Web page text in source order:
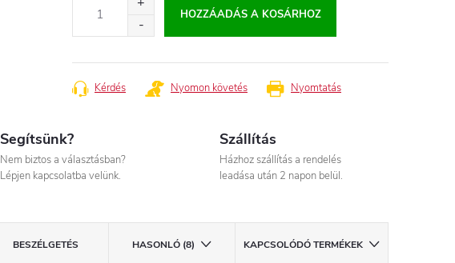
HOZZÁADÁS A KOSÁRHOZ
Nyomtatás
Kérdés Nyomon követés
Segítsünk?
Nem biztos a választásban?
Lépjen kapcsolatba velünk.
Szállítás
Házhoz szállítás a rendelés
leadása után 2 napon belül.
BESZÉLGETÉS HASONLÓ (8) KAPCSOLÓDÓ TERMÉKEK